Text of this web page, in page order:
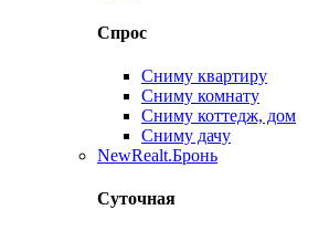
Спрос
Сниму квартиру
Сниму комнату
Сниму коттедж, дом
Сниму дачу
NewRealt.Бронь
Суточная